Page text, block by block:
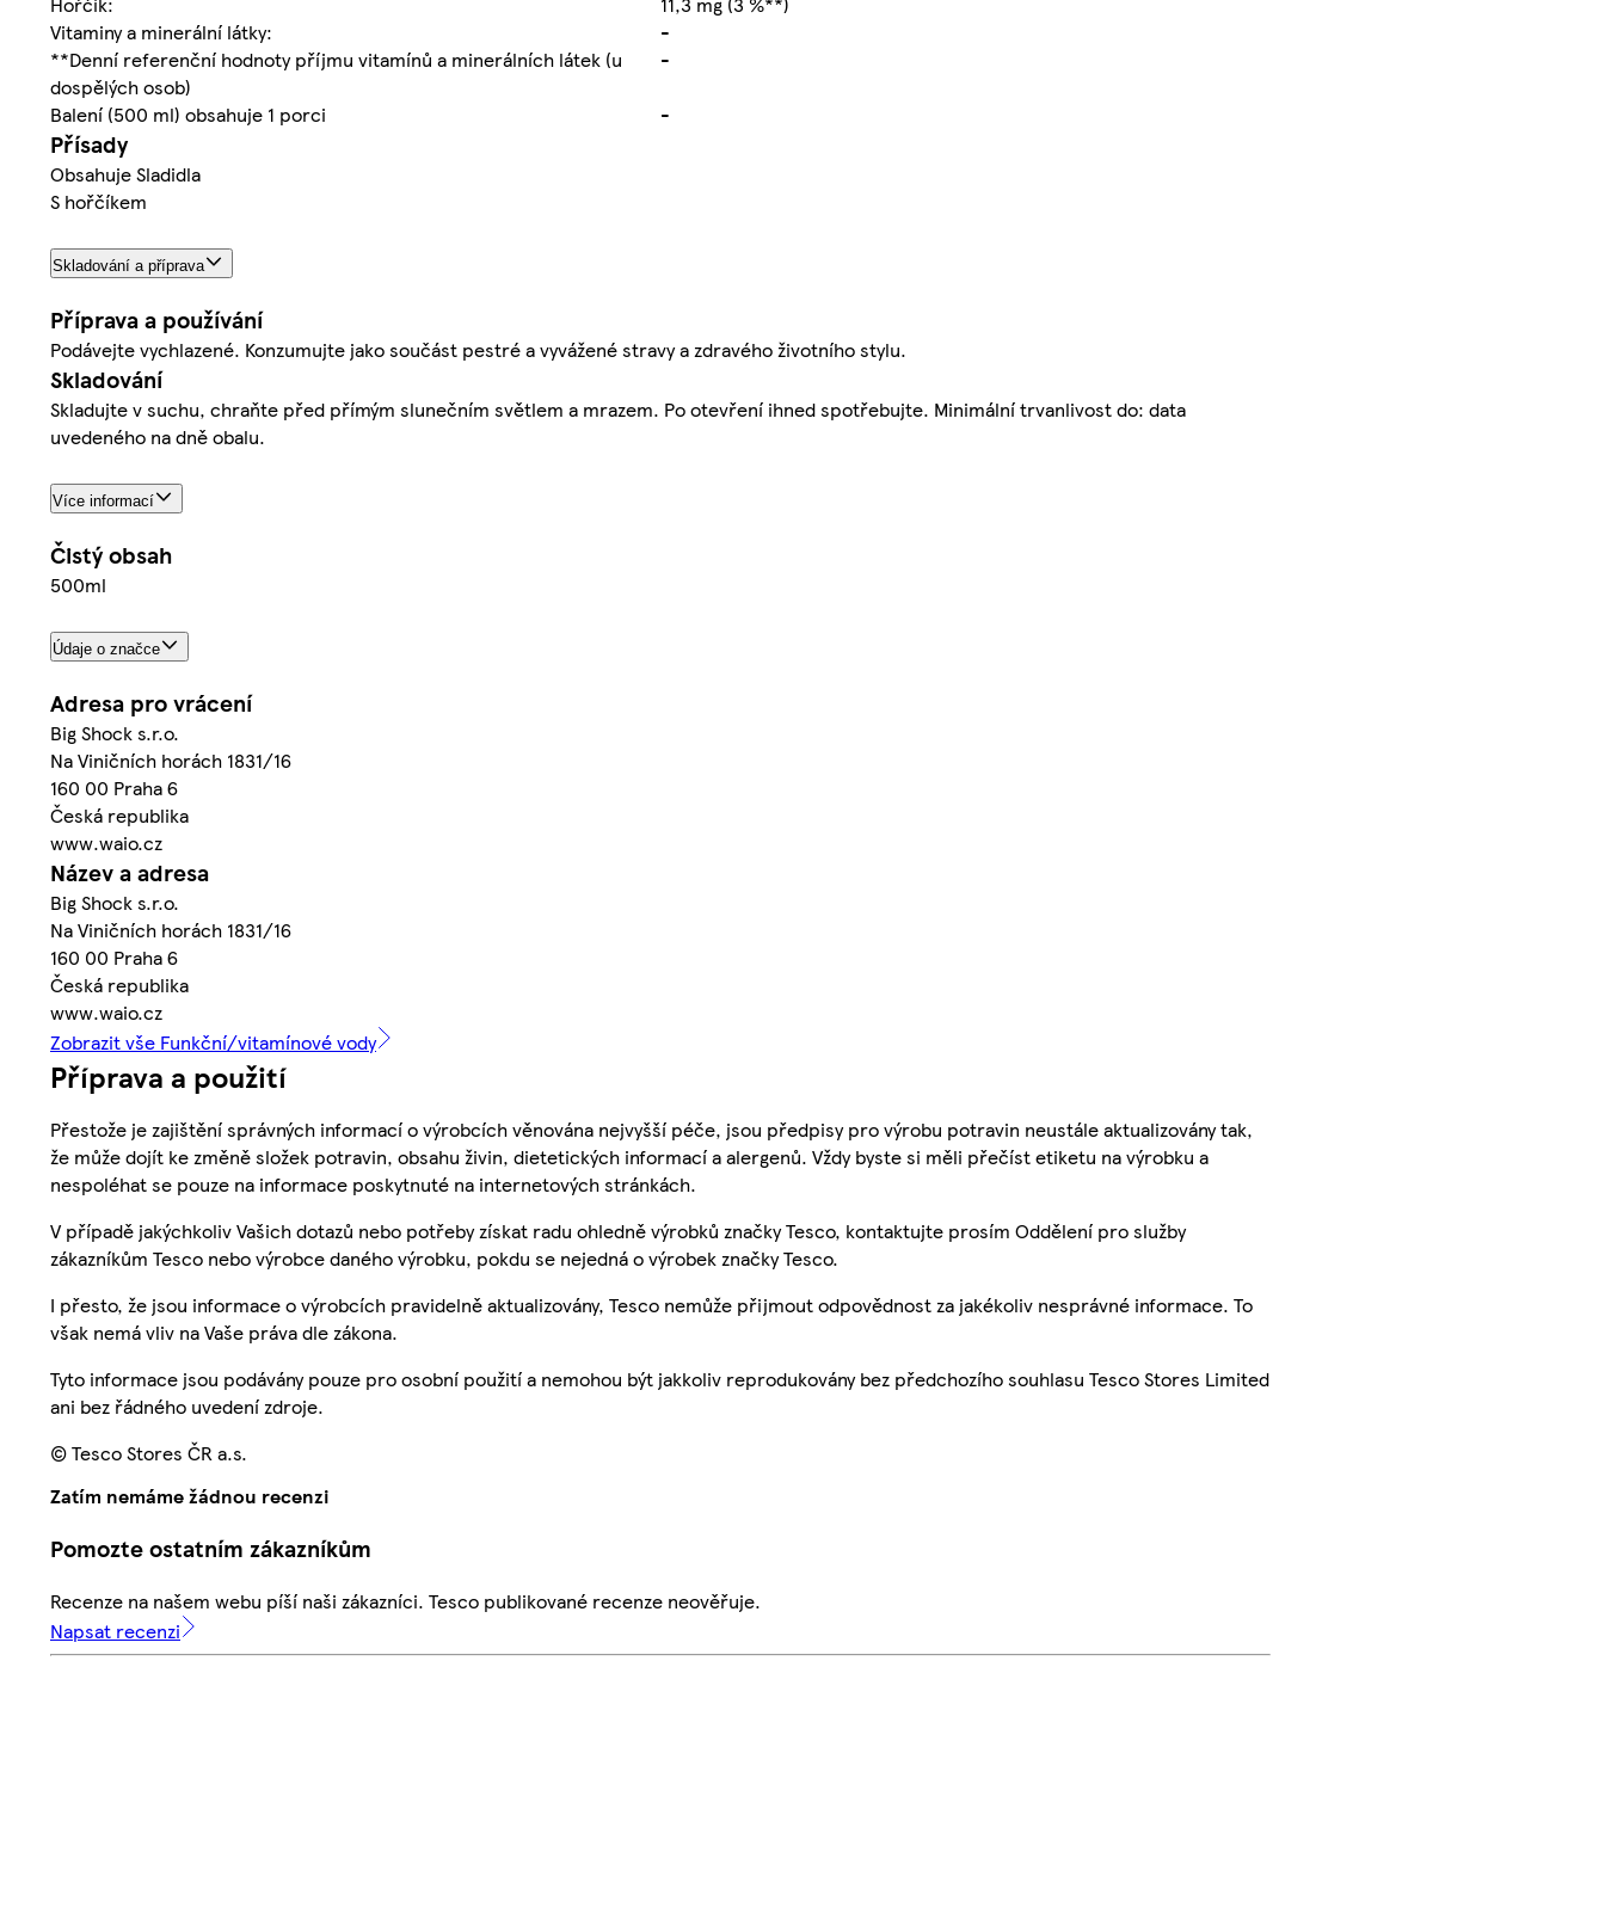
Vitaminy a minerální látky:
-
**Denní referenční hodnoty příjmu vitamínů a minerálních látek (u
dospělých osob)
-
Balení (500 ml) obsahuje 1 porci
-
Přísady
Obsahuje Sladidla
S hořčíkem
Skladování a příprava
Příprava a používání
Podávejte vychlazené. Konzumujte jako součást pestré a vyvážené stravy a zdravého životního stylu.
Skladování
Skladujte v suchu, chraňte před přímým slunečním světlem a mrazem. Po otevření ihned spotřebujte. Minimální trvanlivost do: data
uvedeného na dně obalu.
Více informací
Čistý obsah
500ml
Údaje o značce
Adresa pro vrácení
Big Shock s.r.o.
Na Viničních horách 1831/16
160 00 Praha 6
Česká republika
www.waio.cz
Název a adresa
Big Shock s.r.o.
Na Viničních horách 1831/16
160 00 Praha 6
Česká republika
www.waio.cz
Zobrazit vše Funkční/vitamínové vody
Příprava a použití
Přestože je zajištění správných informací o výrobcích věnována nejvyšší péče, jsou předpisy pro výrobu potravin neustále aktualizovány tak,
že může dojít ke změně složek potravin, obsahu živin, dietetických informací a alergenů. Vždy byste si měli přečíst etiketu na výrobku a
nespoléhat se pouze na informace poskytnuté na internetových stránkách.
V případě jakýchkoliv Vašich dotazů nebo potřeby získat radu ohledně výrobků značky Tesco, kontaktujte prosím Oddělení pro služby
zákazníkům Tesco nebo výrobce daného výrobku, pokdu se nejedná o výrobek značky Tesco.
I přesto, že jsou informace o výrobcích pravidelně aktualizovány, Tesco nemůže přijmout odpovědnost za jakékoliv nesprávné informace. To
však nemá vliv na Vaše práva dle zákona.
Tyto informace jsou podávány pouze pro osobní použití a nemohou být jakkoliv reprodukovány bez předchozího souhlasu Tesco Stores Limited
ani bez řádného uvedení zdroje.
© Tesco Stores ČR a.s.
Zatím nemáme žádnou recenzi
Pomozte ostatním zákazníkům
Recenze na našem webu píší naši zákazníci. Tesco publikované recenze neověřuje.
Napsat recenzi